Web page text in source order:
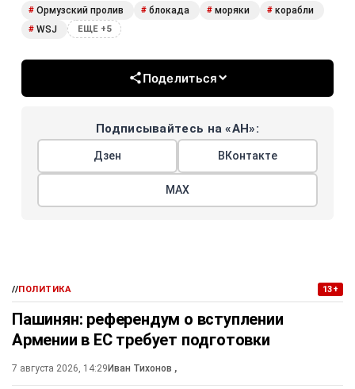
# Ормузский пролив # блокада # моряки # корабли
# WSJ ЕЩЕ +5
Поделиться
Подписывайтесь на «АН»:
Дзен ВКонтакте
МАХ
//ПОЛИТИКА 13+
Пашинян: референдум о вступлении
Армении в ЕС требует подготовки
7 августа 2026, 14:29 Иван Тихонов ,